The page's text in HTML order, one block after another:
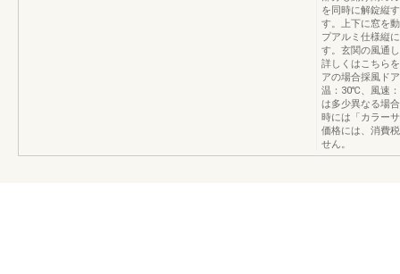
を同時に解錠縦
す。上下に窓を
プアルミ仕様縦
す。玄関の風通
詳しくはこちら
アの場合採風ド
温：30℃、風速
は多少異なる場
時には「カラー
価格には、消費
せん。